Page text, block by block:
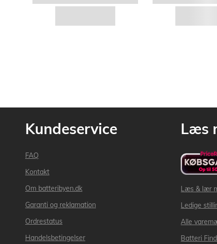
Kundeservice
FAQ
Kontakt
Om batteribyen.dk
Garanti og reklamation
Ordrestatus
Handelsbetingelser
Læs
Læs & lær
Ledige
Alle
Batteri